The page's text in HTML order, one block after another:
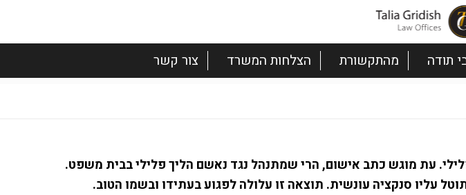
תודה מהתקשורת הצלחות המשרד
צור קשר
עת מוגש כתב אישום, הרי שמתנהל נגד נאשם הליך פלילי בבית משפט.
עליו סנקציה עונשית. תוצאה זו עלולה לפגוע בעתידו ובשמו הטוב.